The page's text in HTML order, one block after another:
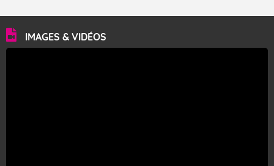
IMAGES & VIDÉOS